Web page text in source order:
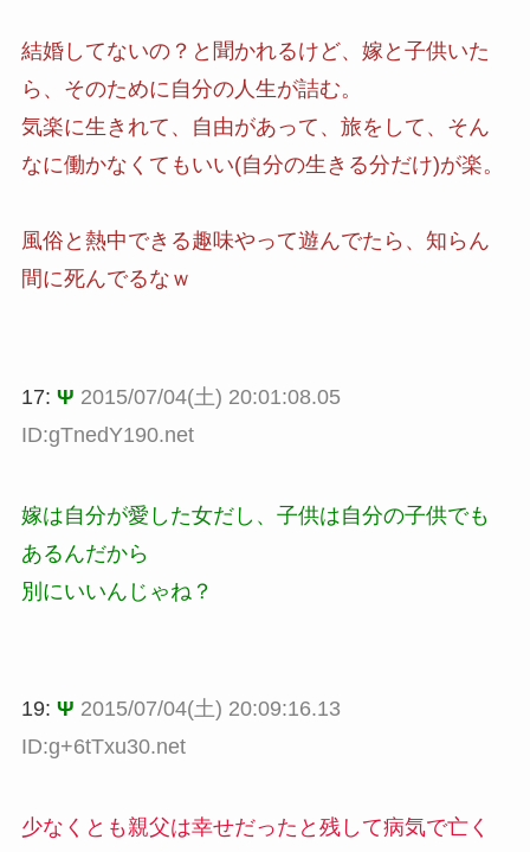
結婚してないの？と聞かれるけど、嫁と子供いた
ら、そのために自分の人生が詰む。
気楽に生きれて、自由があって、旅をして、そん
なに働かなくてもいい(自分の生きる分だけ)が楽。
風俗と熱中できる趣味やって遊んでたら、知らん
間に死んでるなｗ
17: Ψ 2015/07/04(土) 20:01:08.05
ID:gTnedY190.net
嫁は自分が愛した女だし、子供は自分の子供でも
あるんだから
別にいいんじゃね？
19: Ψ 2015/07/04(土) 20:09:16.13
ID:g+6tTxu30.net
少なくとも親父は幸せだったと残して病気で亡く